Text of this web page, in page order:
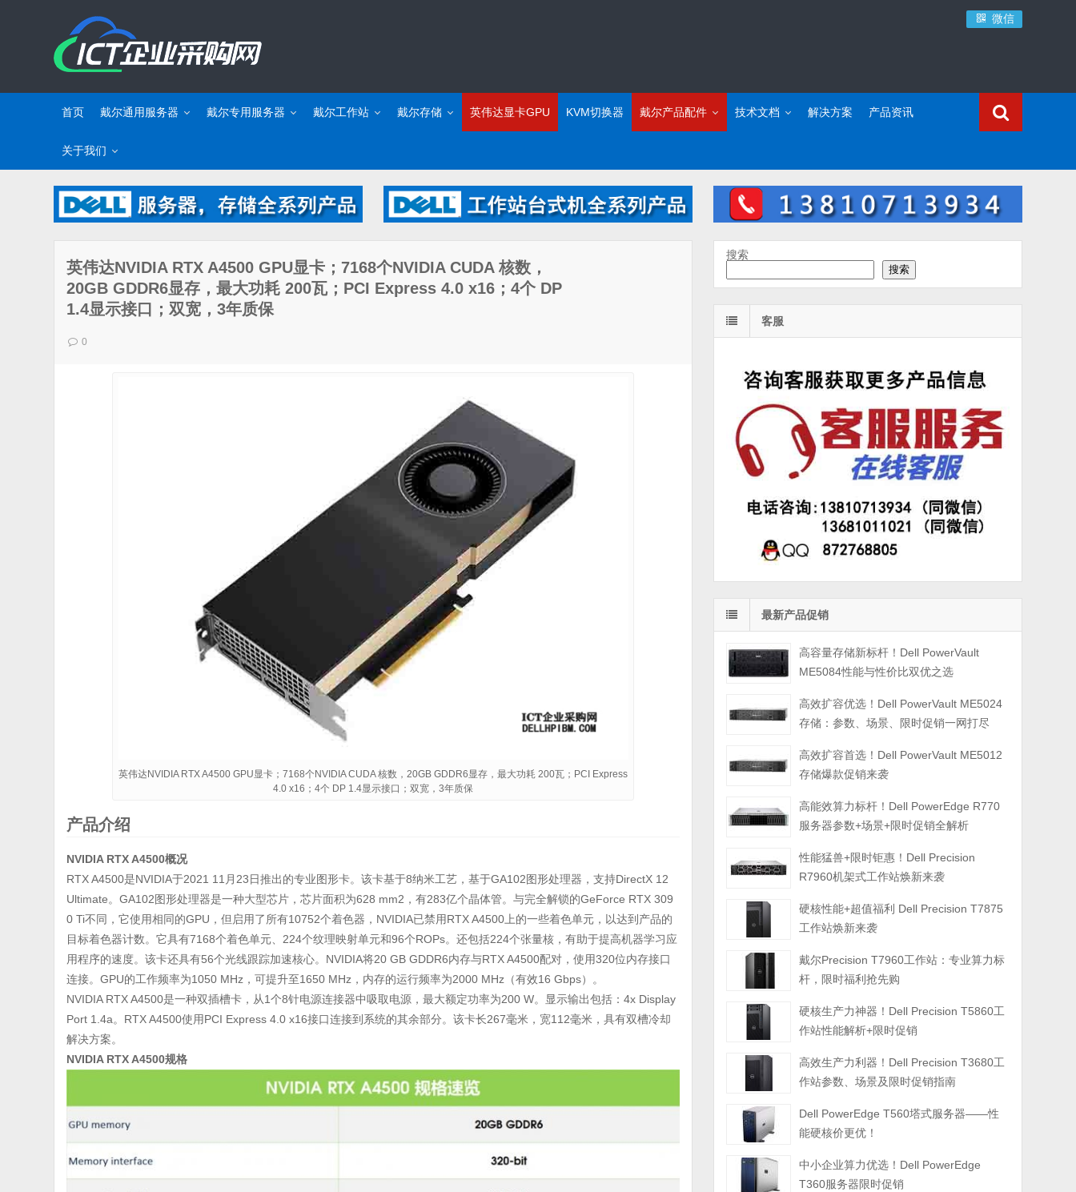
微信
首页 戴尔通用服务器 戴尔专用服务器 戴尔工作站 戴尔存储 英伟达显卡GPU KVM切换器 戴尔产品配件 技术文档 解决方案 产品资讯
关于我们
英伟达NVIDIA RTX A4500 GPU显卡；7168个NVIDIA CUDA 核数，
20GB GDDR6显存，最大功耗 200瓦；PCI Express 4.0 x16；4个 DP
1.4显示接口；双宽，3年质保
0
英伟达NVIDIA RTX A4500 GPU显卡；7168个NVIDIA CUDA 核数，20GB GDDR6显存，最大功耗 200瓦；PCI Express
4.0 x16；4个 DP 1.4显示接口；双宽，3年质保
产品介绍
NVIDIA RTX A4500概况
RTX A4500是NVIDIA于2021 11月23日推出的专业图形卡。该卡基于8纳米工艺，基于GA102图形处理器，支持DirectX 12
Ultimate。GA102图形处理器是一种大型芯片，芯片面积为628 mm2，有283亿个晶体管。与完全解锁的GeForce RTX 309
0 Ti不同，它使用相同的GPU，但启用了所有10752个着色器，NVIDIA已禁用RTX A4500上的一些着色单元，以达到产品的
目标着色器计数。它具有7168个着色单元、224个纹理映射单元和96个ROPs。还包括224个张量核，有助于提高机器学习应
用程序的速度。该卡还具有56个光线跟踪加速核心。NVIDIA将20 GB GDDR6内存与RTX A4500配对，使用320位内存接口
连接。GPU的工作频率为1050 MHz，可提升至1650 MHz，内存的运行频率为2000 MHz（有效16 Gbps）。
NVIDIA RTX A4500是一种双插槽卡，从1个8针电源连接器中吸取电源，最大额定功率为200 W。显示输出包括：4x Display
Port 1.4a。RTX A4500使用PCI Express 4.0 x16接口连接到系统的其余部分。该卡长267毫米，宽112毫米，具有双槽冷却
解决方案。
NVIDIA RTX A4500规格
搜索
搜索
客服
最新产品促销
高容量存储新标杆！Dell PowerVault
ME5084性能与性价比双优之选
高效扩容优选！Dell PowerVault ME5024
存储：参数、场景、限时促销一网打尽
高效扩容首选！Dell PowerVault ME5012
存储爆款促销来袭
高能效算力标杆！Dell PowerEdge R770
服务器参数+场景+限时促销全解析
性能猛兽+限时钜惠！Dell Precision
R7960机架式工作站焕新来袭
硬核性能+超值福利 Dell Precision T7875
工作站焕新来袭
戴尔Precision T7960工作站：专业算力标
杆，限时福利抢先购
硬核生产力神器！Dell Precision T5860工
作站性能解析+限时促销
高效生产力利器！Dell Precision T3680工
作站参数、场景及限时促销指南
Dell PowerEdge T560塔式服务器——性
能硬核价更优！
中小企业算力优选！Dell PowerEdge
T360服务器限时促销